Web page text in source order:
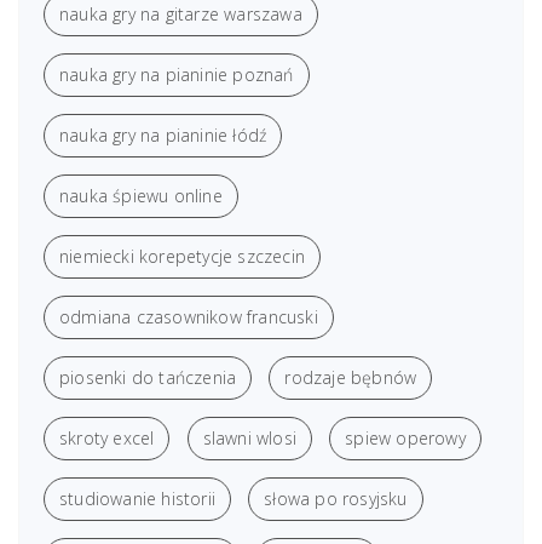
nauka gry na gitarze warszawa
nauka gry na pianinie poznań
nauka gry na pianinie łódź
nauka śpiewu online
niemiecki korepetycje szczecin
odmiana czasownikow francuski
piosenki do tańczenia rodzaje bębnów
skroty excel slawni wlosi spiew operowy
studiowanie historii słowa po rosyjsku